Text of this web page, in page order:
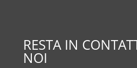
RESTA IN
NOI